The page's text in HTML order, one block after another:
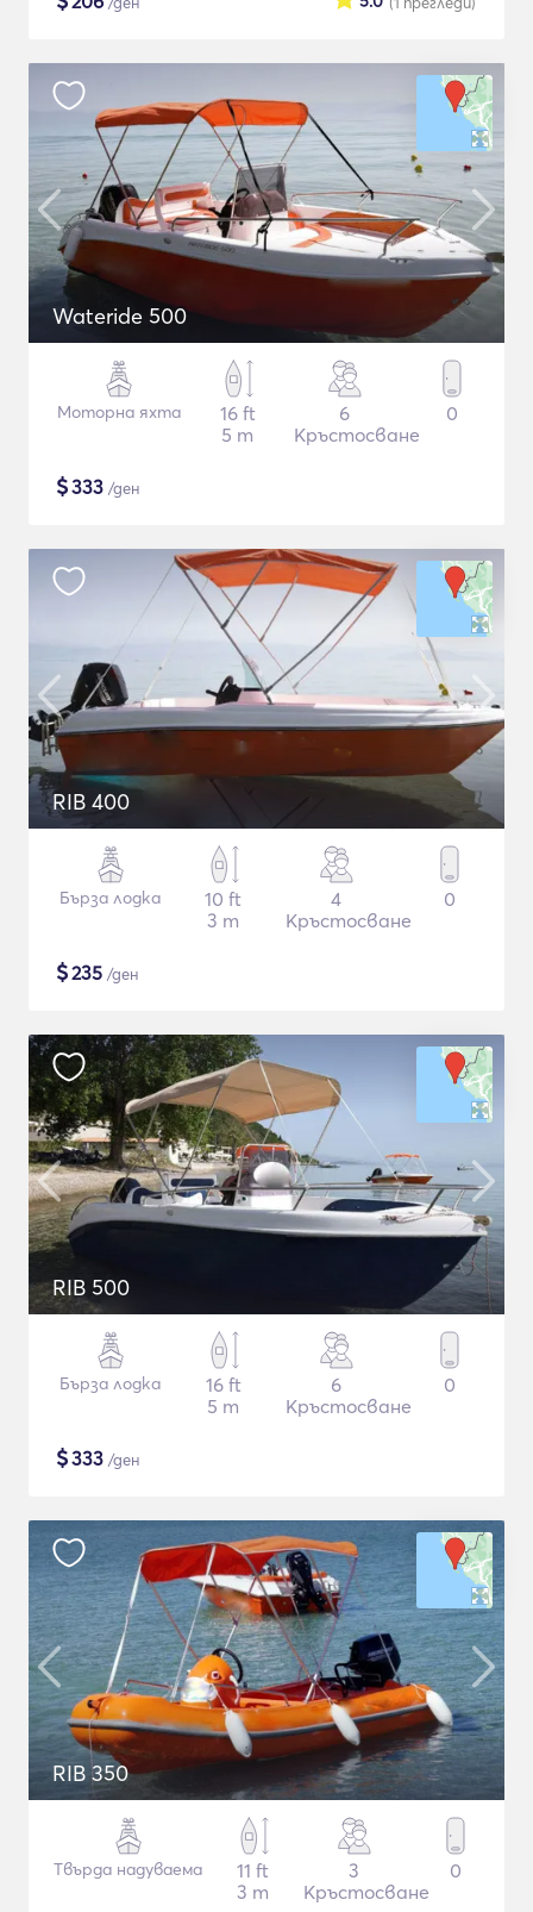
Wateride 500
Моторна яхта
16 ft
5 m
6
Кръстосване
0
$333 /ден
RIB 400
Бърза лодка
10 ft
3 m
4
Кръстосване
0
$235 /ден
RIB 500
Бърза лодка
16 ft
5 m
6
Кръстосване
0
$333 /ден
RIB 350
Твърда надуваема
11 ft
3 m
3
Кръстосване
0